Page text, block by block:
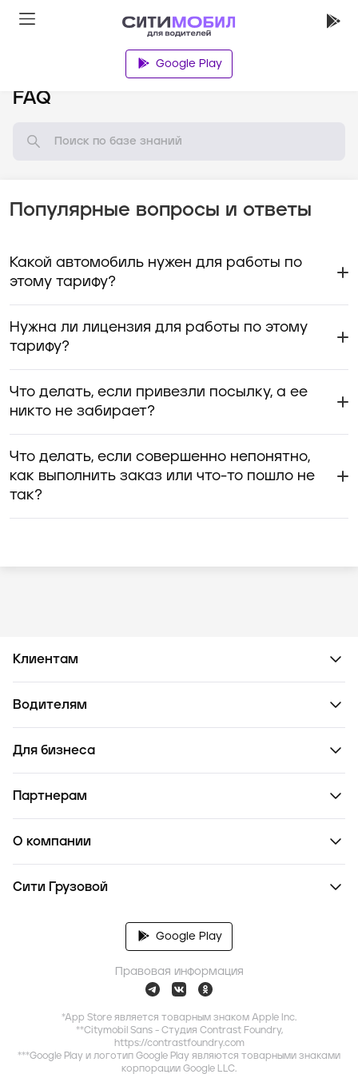
Google Play
FAQ
Популярные вопросы и ответы
Какой автомобиль нужен для работы по
этому тарифу?
Нужна ли лицензия для работы по этому
тарифу?
Что делать, если привезли посылку, а ее
никто не забирает?
Что делать, если совершенно непонятно,
как выполнить заказ или что-то пошло не
так?
Клиентам
Водителям
Для бизнеса
Партнерам
О компании
Сити Грузовой
Google Play
Правовая информация
*App Store является товарным знаком Apple Inc.
**Citymobil Sans - Студия Contrast Foundry,
https://contrastfoundry.com
***Google Play и логотип Google Play являются товарными знаками
корпорации Google LLC.